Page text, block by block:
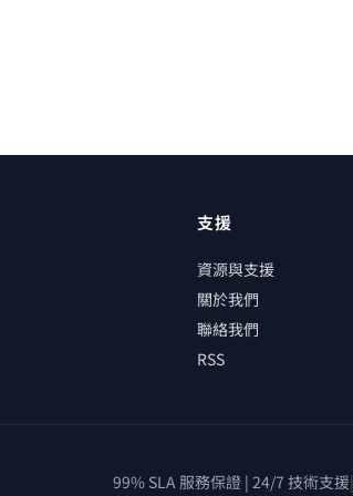
支援
資源與支援
關於我們
聯絡我們
RSS
99% SLA 服務保證 | 24/7 技術支援|